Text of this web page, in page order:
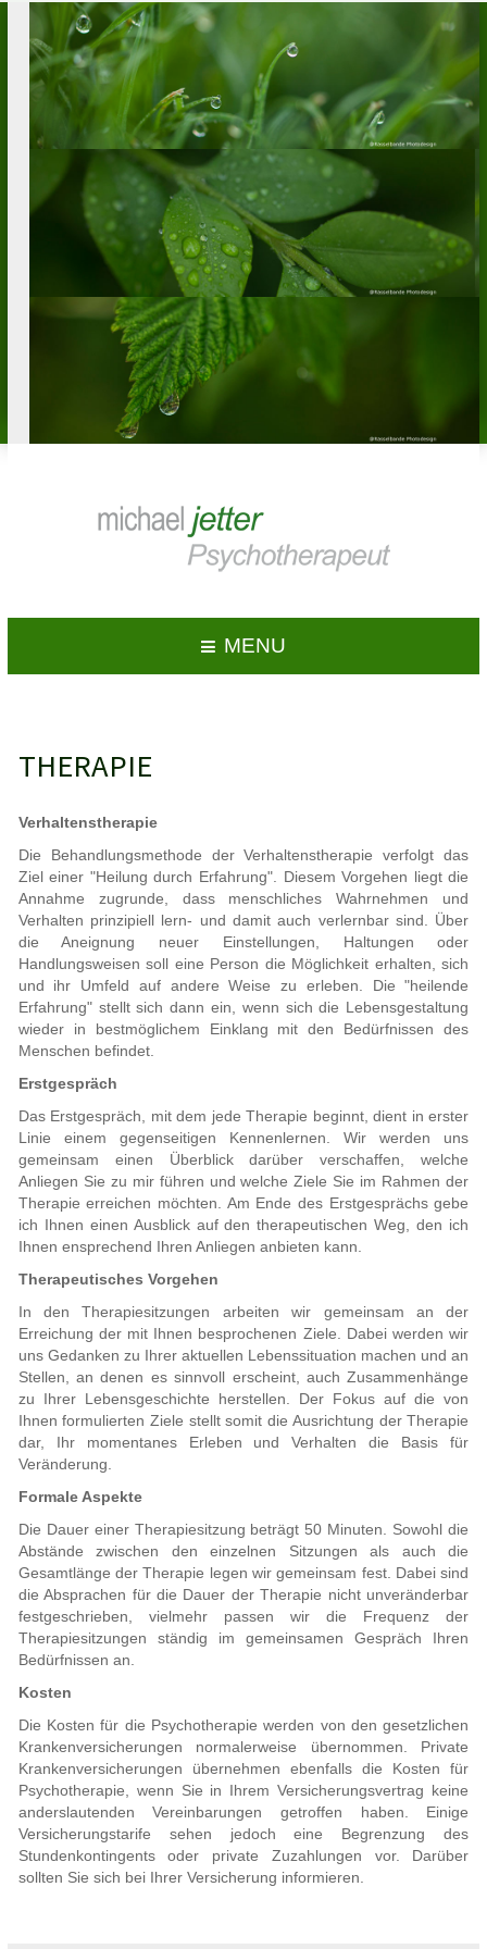
MENU
THERAPIE
Verhaltenstherapie
Die Behandlungsmethode der Verhaltenstherapie verfolgt das
Ziel einer "Heilung durch Erfahrung". Diesem Vorgehen liegt die
Annahme zugrunde, dass menschliches Wahrnehmen und
Verhalten prinzipiell lern- und damit auch verlernbar sind. Über
die Aneignung neuer Einstellungen, Haltungen oder
Handlungsweisen soll eine Person die Möglichkeit erhalten, sich
und ihr Umfeld auf andere Weise zu erleben. Die "heilende
Erfahrung" stellt sich dann ein, wenn sich die Lebensgestaltung
wieder in bestmöglichem Einklang mit den Bedürfnissen des
Menschen befindet.
Erstgespräch
Das Erstgespräch, mit dem jede Therapie beginnt, dient in erster
Linie einem gegenseitigen Kennenlernen. Wir werden uns
gemeinsam einen Überblick darüber verschaffen, welche
Anliegen Sie zu mir führen und welche Ziele Sie im Rahmen der
Therapie erreichen möchten. Am Ende des Erstgesprächs gebe
ich Ihnen einen Ausblick auf den therapeutischen Weg, den ich
Ihnen ensprechend Ihren Anliegen anbieten kann.
Therapeutisches Vorgehen
In den Therapiesitzungen arbeiten wir gemeinsam an der
Erreichung der mit Ihnen besprochenen Ziele. Dabei werden wir
uns Gedanken zu Ihrer aktuellen Lebenssituation machen und an
Stellen, an denen es sinnvoll erscheint, auch Zusammenhänge
zu Ihrer Lebensgeschichte herstellen. Der Fokus auf die von
Ihnen formulierten Ziele stellt somit die Ausrichtung der Therapie
dar, Ihr momentanes Erleben und Verhalten die Basis für
Veränderung.
Formale Aspekte
Die Dauer einer Therapiesitzung beträgt 50 Minuten. Sowohl die
Abstände zwischen den einzelnen Sitzungen als auch die
Gesamtlänge der Therapie legen wir gemeinsam fest. Dabei sind
die Absprachen für die Dauer der Therapie nicht unveränderbar
festgeschrieben, vielmehr passen wir die Frequenz der
Therapiesitzungen ständig im gemeinsamen Gespräch Ihren
Bedürfnissen an.
Kosten
Die Kosten für die Psychotherapie werden von den gesetzlichen
Krankenversicherungen normalerweise übernommen. Private
Krankenversicherungen übernehmen ebenfalls die Kosten für
Psychotherapie, wenn Sie in Ihrem Versicherungsvertrag keine
anderslautenden Vereinbarungen getroffen haben. Einige
Versicherungstarife sehen jedoch eine Begrenzung des
Stundenkontingents oder private Zuzahlungen vor. Darüber
sollten Sie sich bei Ihrer Versicherung informieren.